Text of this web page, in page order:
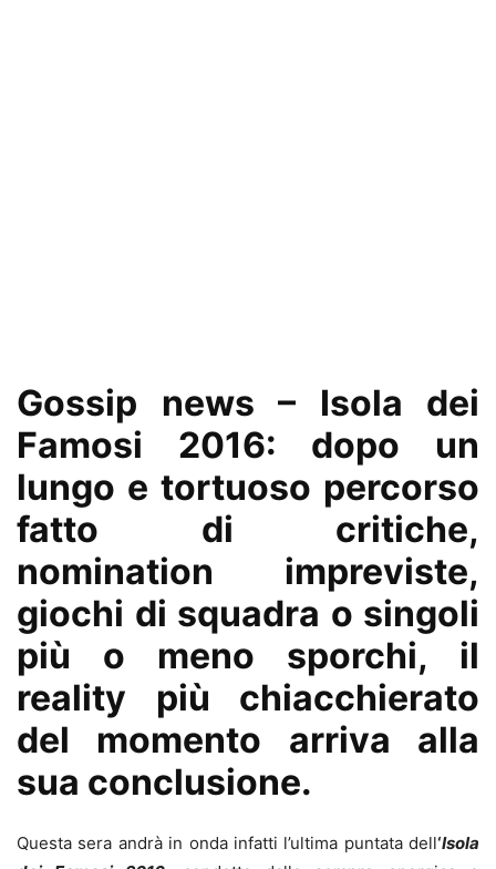
Gossip news – Isola dei
Famosi 2016: dopo un
lungo e tortuoso percorso
fatto di critiche,
nomination impreviste,
giochi di squadra o singoli
più o meno sporchi, il
reality più chiacchierato
del momento arriva alla
sua conclusione.
Questa sera andrà in onda infatti l’ultima puntata dell‘Isola